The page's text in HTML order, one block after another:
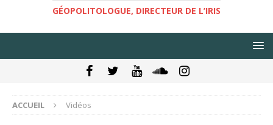
GÉOPOLITOLOGUE, DIRECTEUR DE L’IRIS
ACCUEIL Vidéos